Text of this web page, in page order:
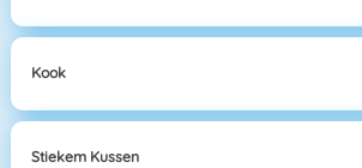
Kook
Stiekem Kussen